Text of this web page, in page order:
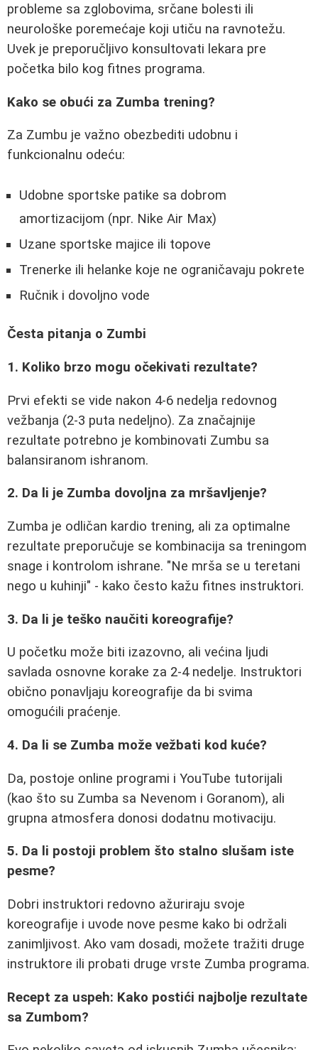
probleme sa zglobovima, srčane bolesti ili
neurološke poremećaje koji utiču na ravnotežu.
Uvek je preporučljivo konsultovati lekara pre
početka bilo kog fitnes programa.
Kako se obući za Zumba trening?
Za Zumbu je važno obezbediti udobnu i
funkcionalnu odeću:
Udobne sportske patike sa dobrom
amortizacijom (npr. Nike Air Max)
Uzane sportske majice ili topove
Trenerke ili helanke koje ne ograničavaju pokrete
Ručnik i dovoljno vode
Česta pitanja o Zumbi
1. Koliko brzo mogu očekivati rezultate?
Prvi efekti se vide nakon 4-6 nedelja redovnog
vežbanja (2-3 puta nedeljno). Za značajnije
rezultate potrebno je kombinovati Zumbu sa
balansiranom ishranom.
2. Da li je Zumba dovoljna za mršavljenje?
Zumba je odličan kardio trening, ali za optimalne
rezultate preporučuje se kombinacija sa treningom
snage i kontrolom ishrane. "Ne mrša se u teretani
nego u kuhinji" - kako često kažu fitnes instruktori.
3. Da li je teško naučiti koreografije?
U početku može biti izazovno, ali većina ljudi
savlada osnovne korake za 2-4 nedelje. Instruktori
obično ponavljaju koreografije da bi svima
omogućili praćenje.
4. Da li se Zumba može vežbati kod kuće?
Da, postoje online programi i YouTube tutorijali
(kao što su Zumba sa Nevenom i Goranom), ali
grupna atmosfera donosi dodatnu motivaciju.
5. Da li postoji problem što stalno slušam iste
pesme?
Dobri instruktori redovno ažuriraju svoje
koreografije i uvode nove pesme kako bi održali
zanimljivost. Ako vam dosadi, možete tražiti druge
instruktore ili probati druge vrste Zumba programa.
Recept za uspeh: Kako postići najbolje rezultate
sa Zumbom?